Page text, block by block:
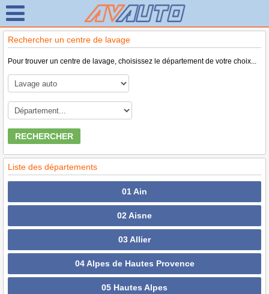
Rechercher un centre de lavage
Pour trouver un centre de lavage, choisissez le département de votre choix...
RECHERCHER
Liste des départements
01 Ain
02 Aisne
03 Allier
04 Alpes de Hautes Provence
05 Hautes Alpes